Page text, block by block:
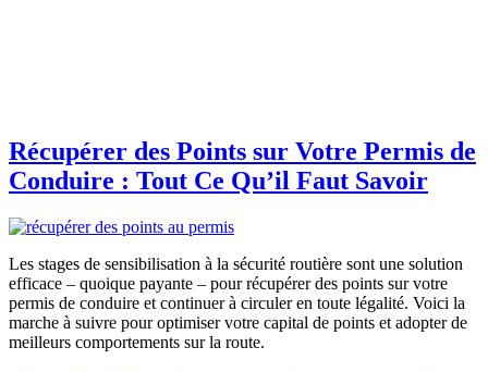
Récupérer des Points sur Votre Permis de
Conduire : Tout Ce Qu’il Faut Savoir
Les stages de sensibilisation à la sécurité routière sont une solution
efficace – quoique payante – pour récupérer des points sur votre
permis de conduire et continuer à circuler en toute légalité. Voici la
marche à suivre pour optimiser votre capital de points et adopter de
meilleurs comportements sur la route.